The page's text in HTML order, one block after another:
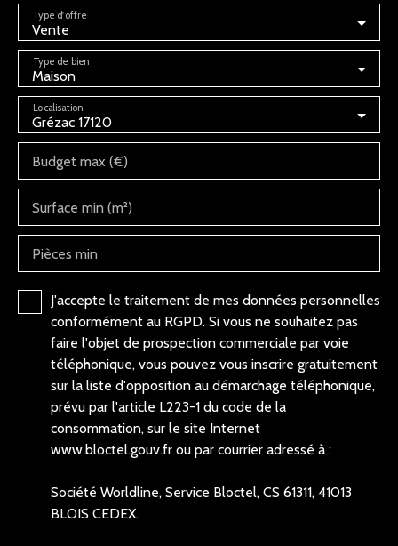
Vente
Type d'offre
Maison
Type de bien
Grézac 17120
Localisation
Budget max (€)
Surface min (m²)
Pièces min
J'accepte le traitement de mes données personnelles
conformément au RGPD. Si vous ne souhaitez pas
faire l'objet de prospection commerciale par voie
téléphonique, vous pouvez vous inscrire gratuitement
sur la liste d'opposition au démarchage téléphonique,
prévu par l'article L223-1 du code de la
consommation, sur le site Internet
www.bloctel.gouv.fr ou par courrier adressé à :
Société Worldline, Service Bloctel, CS 61311, 41013
BLOIS CEDEX.